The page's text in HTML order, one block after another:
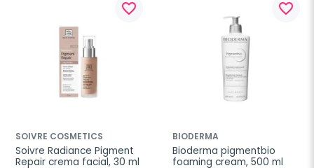
favorite_border
SOIVRE COSMETICS
Soivre Radiance Pigment
Repair crema facial, 30 ml
favorite_border
BIODERMA
Bioderma pigmentbio
foaming cream, 500 ml